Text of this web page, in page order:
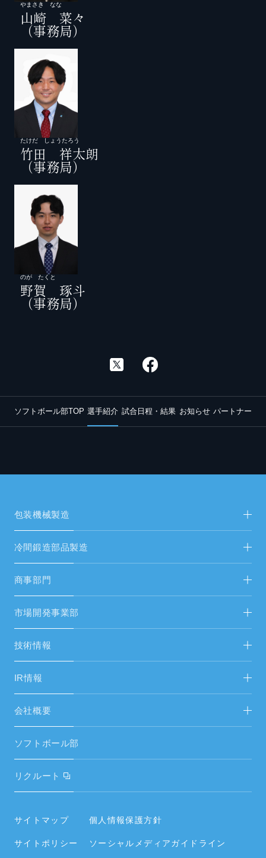
やまさき なな
山崎 菜々
（事務局）
たけだ しょうたろう
竹田 祥太朗
（事務局）
のが たくと
野賀 琢斗
（事務局）
ソフトボール部TOP 選手紹介 試合日程・結果 お知らせ パートナー
包装機械製造
包装機械製造TOP
冷間鍛造部品製造
冷間鍛造部品製造TOP
商事部門
FAシステム・受配電設備
生産設備・試験機
空調設備機器
空調周辺部材
住宅設備
市場開発事業部
省人化・自動化ソリューション FA営開
技術情報
市場開発事業部
IR情報
中期経営計画
財務ハイライト
内部統制システムの整備に関する基本方針
情報セキュリティポリシー
会社概要
ご挨拶
会社概要・役員・沿革
事業所／関連会社
社員の働く環境
ソフトボール部
リクルート
サイトマップ 個人情報保護方針
サイトポリシー ソーシャルメディアガイドライン